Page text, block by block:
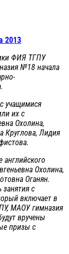
2013
ФИЯ ТГПУ
№18 начала
учащимися
их с
Охолина,
Круглова, Лидия
английского
Охолина,
Оганян.
с
включает в
МАОУ гимназия
вручены
призы с